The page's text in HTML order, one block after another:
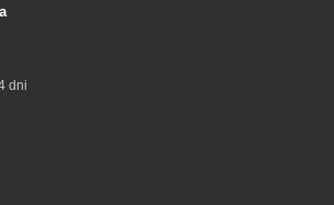
dni